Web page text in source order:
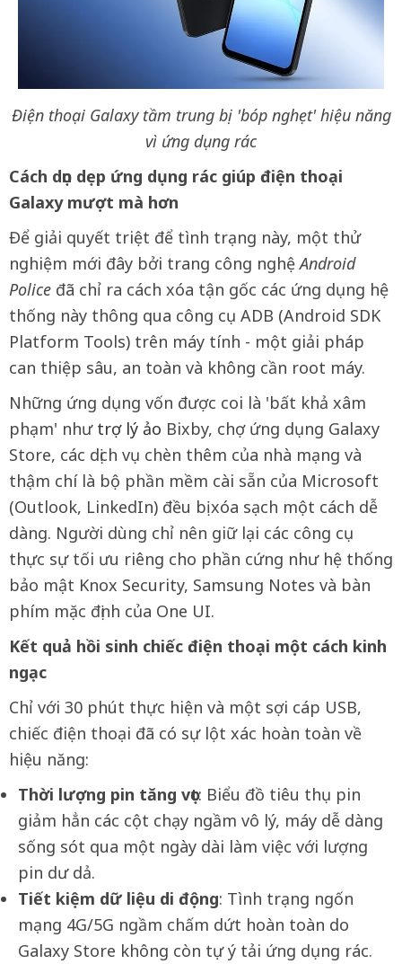
Điện thoại Galaxy tầm trung bị 'bóp nghẹt' hiệu năng
vì ứng dụng rác
Cách dọn dẹp ứng dụng rác giúp điện thoại
Galaxy mượt mà hơn
Để giải quyết triệt để tình trạng này, một thử
nghiệm mới đây bởi trang công nghệAndroid
Police đã chỉ ra cách xóa tận gốc các ứng dụng hệ
thống này thông qua công cụ ADB (Android SDK
Platform Tools) trên máy tính - một giải pháp
can thiệp sâu, an toàn và không cần root máy.
Những ứng dụng vốn được coi là 'bất khả xâm
phạm' như trợ lý ảo Bixby, chợ ứng dụng Galaxy
Store, các dịch vụ chèn thêm của nhà mạng và
thậm chí là bộ phần mềm cài sẵn của Microsoft
(Outlook, LinkedIn) đều bị xóa sạch một cách dễ
dàng. Người dùng chỉ nên giữ lại các công cụ
thực sự tối ưu riêng cho phần cứng như hệ thống
bảo mật Knox Security, Samsung Notes và bàn
phím mặc định của One UI.
Kết quả hồi sinh chiếc điện thoại một cách kinh
ngạc
Chỉ với 30 phút thực hiện và một sợi cáp USB,
chiếc điện thoại đã có sự lột xác hoàn toàn về
hiệu năng:
Thời lượng pin tăng vọt: Biểu đồ tiêu thụ pin
giảm hẳn các cột chạy ngầm vô lý, máy dễ dàng
sống sót qua một ngày dài làm việc với lượng
pin dư dả.
Tiết kiệm dữ liệu di động: Tình trạng ngốn
mạng 4G/5G ngầm chấm dứt hoàn toàn do
Galaxy Store không còn tự ý tải ứng dụng rác.